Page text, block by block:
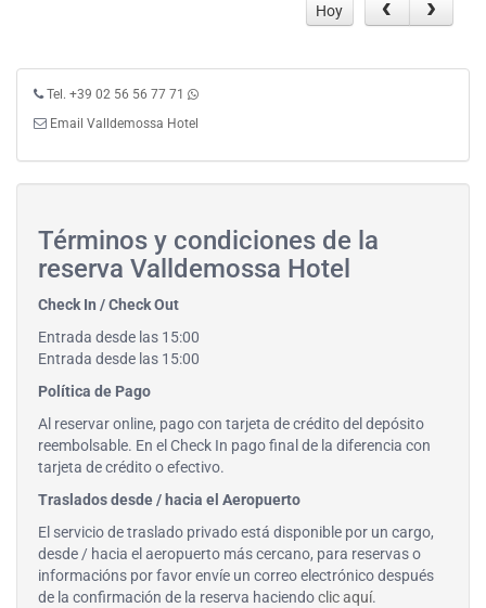
Hoy
Tel. +39 02 56 56 77 71
Email Valldemossa Hotel
Términos y condiciones de la
reserva Valldemossa Hotel
Check In / Check Out
Entrada desde las 15:00
Entrada desde las 15:00
Política de Pago
Al reservar online, pago con tarjeta de crédito del depósito
reembolsable. En el Check In pago final de la diferencia con
tarjeta de crédito o efectivo.
Traslados desde / hacia el Aeropuerto
El servicio de traslado privado está disponible por un cargo,
desde / hacia el aeropuerto más cercano, para reservas o
informacións por favor envíe un correo electrónico después
de la confirmación de la reserva haciendoclic aquí.